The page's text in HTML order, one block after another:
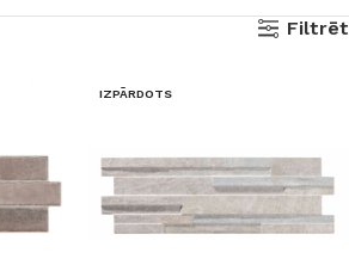
Filtrēt
IZPĀRDOTS